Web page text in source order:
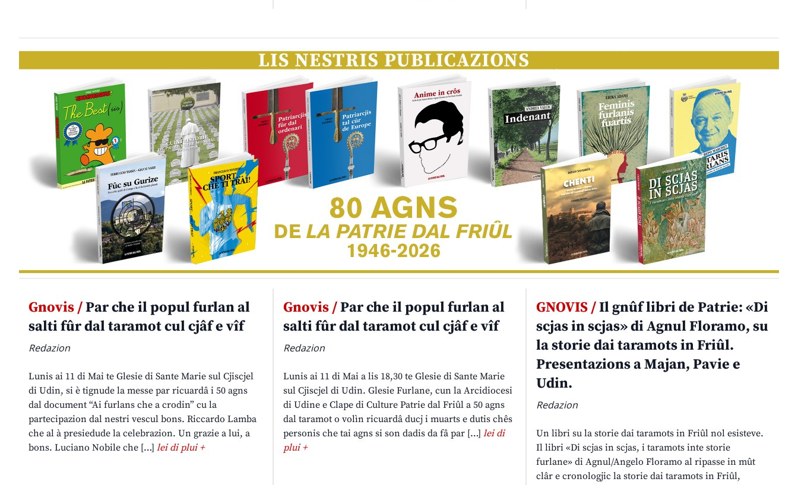
Gnovis /Par che il popul furlan al
salti fûr dal taramot cul cjâf e vîf
Redazion
Lunis ai 11 di Mai te Glesie di Sante Marie sul Cjiscjel
di Udin, si è tignude la messe par ricuardâ i 50 agns
dal document “Ai furlans che a crodin” cu la
partecipazion dal nestri vescul bons. Riccardo Lamba
che al à presiedude la celebrazion. Un grazie a lui, a
bons. Luciano Nobile che […] lei di plui +
Gnovis /Par che il popul furlan al
salti fûr dal taramot cul cjâf e vîf
Redazion
Lunis ai 11 di Mai a lis 18,30 te Glesie di Sante Marie
sul Cjiscjel di Udin. Glesie Furlane, cun la Arcidiocesi
di Udine e Clape di Culture Patrie dal Friûl a 50 agns
dal taramot o volìn ricuardâ ducj i muarts e dutis chês
personis che tai agns si son dadis da fâ par […] lei di
plui +
GNOVIS /Il gnûf libri de Patrie: «Di
scjas in scjas» di Agnul Floramo, su
la storie dai taramots in Friûl.
Presentazions a Majan, Pavie e
Udin.
Redazion
Un libri su la storie dai taramots in Friûl nol esisteve.
Il libri «Di scjas in scjas, i taramots inte storie
furlane» di Agnul/Angelo Floramo al ripasse in mût
clâr e cronologjic la storie dai taramots in Friûl,